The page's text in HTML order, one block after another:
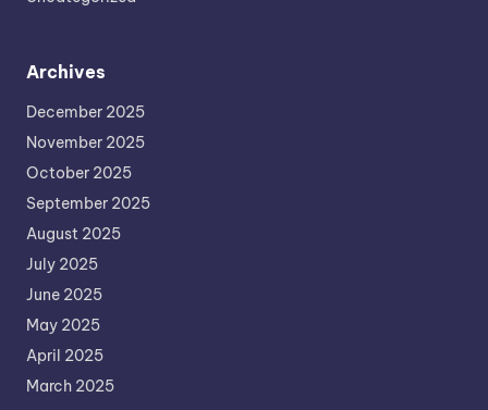
Archives
December 2025
November 2025
October 2025
September 2025
August 2025
July 2025
June 2025
May 2025
April 2025
March 2025